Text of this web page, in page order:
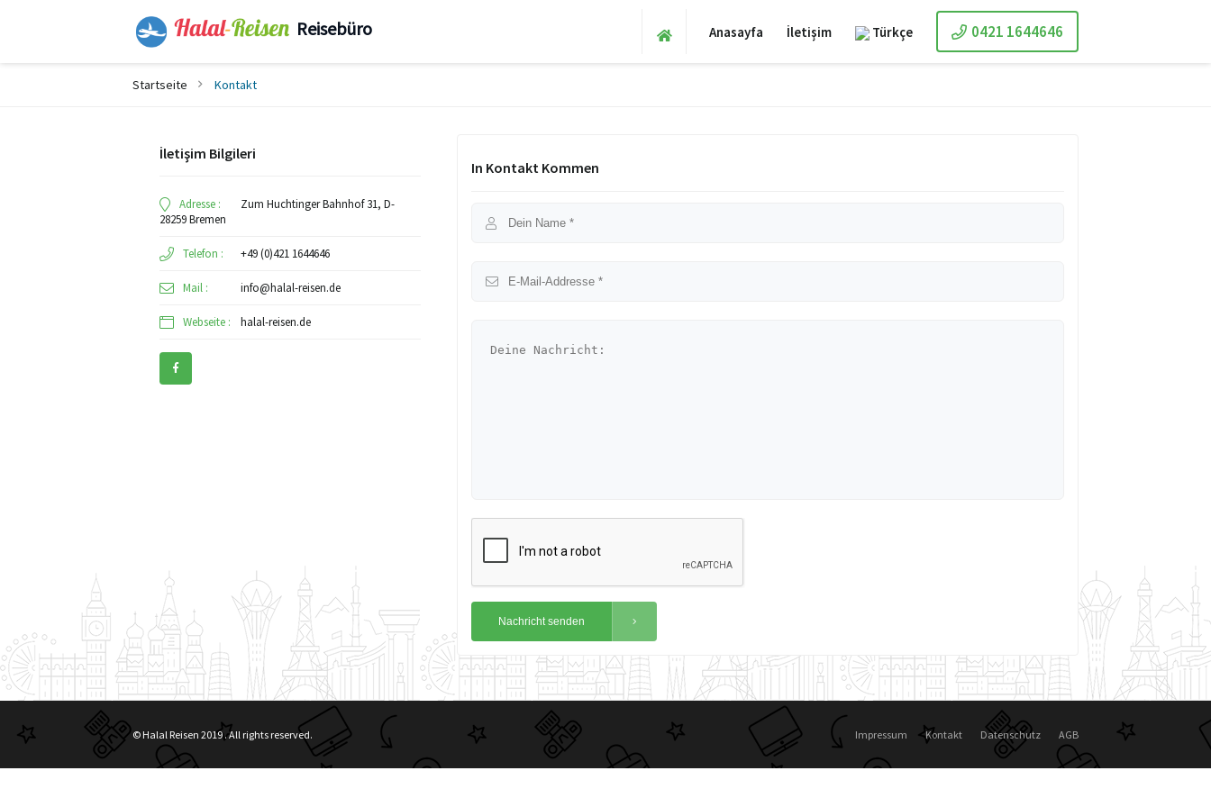
Reisebüro Anasayfa İletişim Türkçe 0421 1644646
İletişim Bilgileri
Adresse :
Zum Huchtinger Bahnhof 31, D-
28259 Bremen
Telefon : +49 (0)421 1644646
Mail : info@halal-reisen.de
Webseite : halal-reisen.de
Startseite Kontakt
In Kontakt Kommen
Nachricht senden
© Halal Reisen 2019 . All rights reserved. Impressum Kontakt Datenschutz AGB